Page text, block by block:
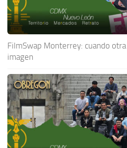
FilmSwap Monterrey: cuando
imagen